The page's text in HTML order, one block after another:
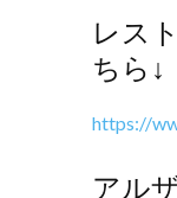
レス
ちら↓
https://
アル